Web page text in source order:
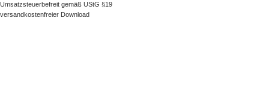
Umsatzsteuerbefreit gemäß UStG §19
versandkostenfreier Download